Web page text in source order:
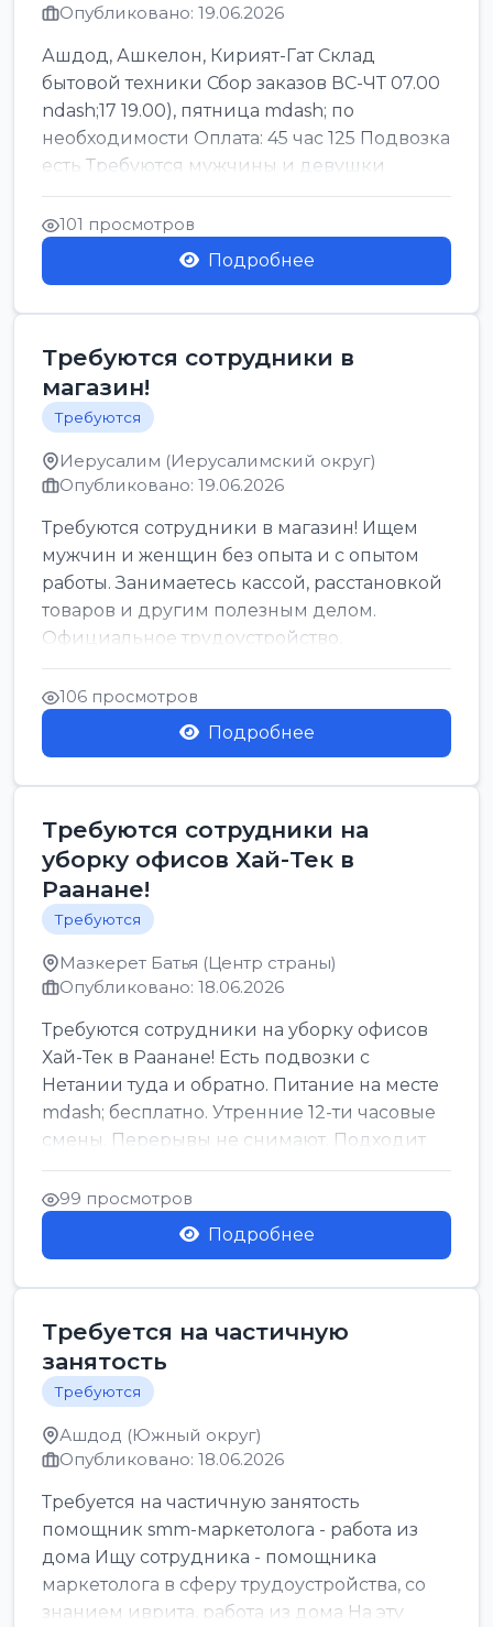
Опубликовано: 19.06.2026
Ашдод, Ашкелон, Кирият-Гат Склад
бытовой техники Сбор заказов ВС-ЧТ 07.00
ndash;17 19.00), пятница mdash; по
необходимости Оплата: 45 час 125 Подвозка
есть Требуются мужчины и девушки
Только официальн...
101 просмотров
Подробнее
Требуются сотрудники в
магазин!
Требуются
Иерусалим (Иерусалимский округ)
Опубликовано: 19.06.2026
Требуются сотрудники в магазин! Ищем
мужчин и женщин без опыта и с опытом
работы. Занимаетесь кассой, расстановкой
товаров и другим полезным делом.
Официальное трудоустройство,
стабильная зарплата от ...
106 просмотров
Подробнее
Требуются сотрудники на
уборку офисов Хай-Тек в
Раанане!
Требуются
Мазкерет Батья (Центр страны)
Опубликовано: 18.06.2026
Требуются сотрудники на уборку офисов
Хай-Тек в Раанане! Есть подвозки с
Нетании туда и обратно. Питание на месте
mdash; бесплатно. Утренние 12-ти часовые
смены. Перерывы не снимают. Подходит
для всех...
99 просмотров
Подробнее
Требуется на частичную
занятость
Требуются
Ашдод (Южный округ)
Опубликовано: 18.06.2026
Требуется на частичную занятость
помощник smm-маркетолога - работа из
дома Ищу сотрудника - помощника
маркетолога в сферу трудоустройства, со
знанием иврита, работа из дома На эту